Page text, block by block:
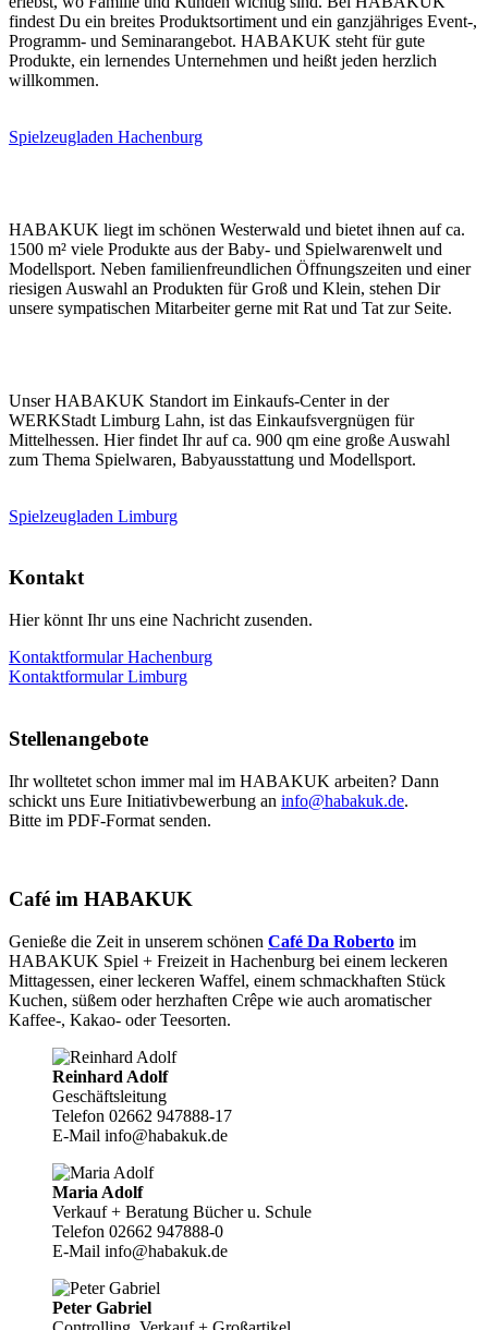
findest Du ein breites Produktsortiment und ein ganzjähriges Event-,
Programm- und Seminarangebot. HABAKUK steht für gute
Produkte, ein lernendes Unternehmen und heißt jeden herzlich
willkommen.
Spielzeugladen Hachenburg
HABAKUK liegt im schönen Westerwald und bietet ihnen auf ca.
1500 m² viele Produkte aus der Baby- und Spielwarenwelt und
Modellsport. Neben familienfreundlichen Öffnungszeiten und einer
riesigen Auswahl an Produkten für Groß und Klein, stehen Dir
unsere sympatischen Mitarbeiter gerne mit Rat und Tat zur Seite.
Unser HABAKUK Standort im Einkaufs-Center in der
WERKStadt Limburg Lahn, ist das Einkaufsvergnügen für
Mittelhessen. Hier findet Ihr auf ca. 900 qm eine große Auswahl
zum Thema Spielwaren, Babyausstattung und Modellsport.
Spielzeugladen Limburg
Kontakt
Hier könnt Ihr uns eine Nachricht zusenden.
Kontaktformular Hachenburg
Kontaktformular Limburg
Stellenangebote
Ihr wolltetet schon immer mal im HABAKUK arbeiten? Dann
schickt uns Eure Initiativbewerbung an info@habakuk.de.
Bitte im PDF-Format senden.
Café im HABAKUK
Genieße die Zeit in unserem schönen Café Da Roberto im
HABAKUK Spiel + Freizeit in Hachenburg bei einem leckeren
Mittagessen, einer leckeren Waffel, einem schmackhaften Stück
Kuchen, süßem oder herzhaften Crêpe wie auch aromatischer
Kaffee-, Kakao- oder Teesorten.
Reinhard Adolf
Geschäftsleitung
Telefon 02662 947888-17
E-Mail info@habakuk.de
Maria Adolf
Verkauf + Beratung Bücher u. Schule
Telefon 02662 947888-0
E-Mail info@habakuk.de
Peter Gabriel